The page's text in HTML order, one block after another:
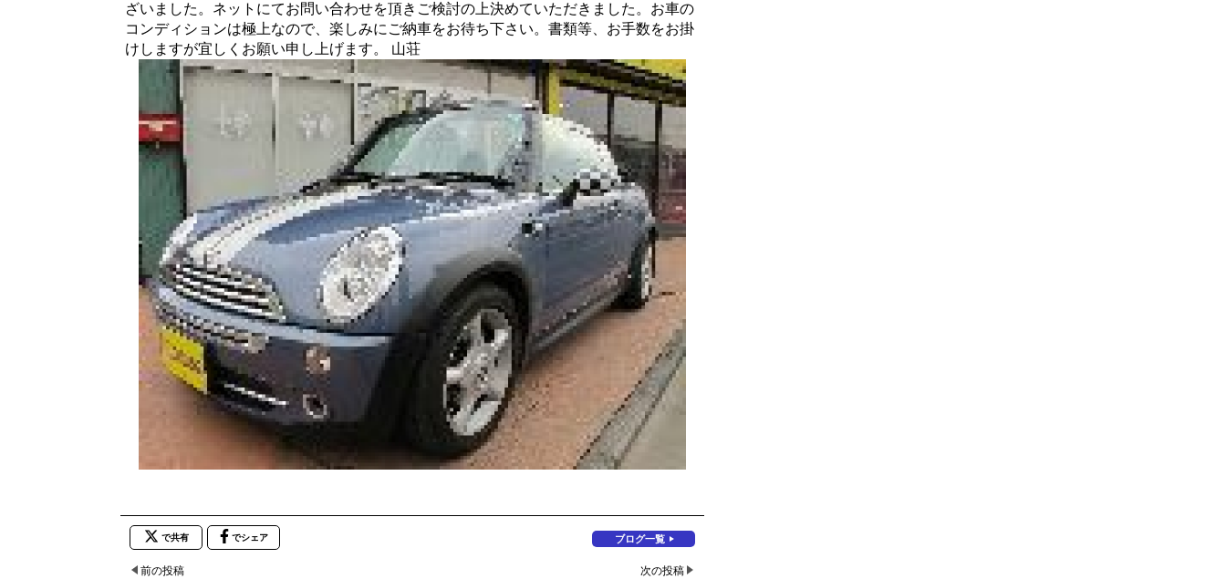
ざいました。ネットにてお問い合わせを頂きご検討の上決めていただきました。お車の
コンディションは極上なので、楽しみにご納車をお待ち下さい。書類等、お手数をお掛
けしますが宜しくお願い申し上げます。 山荘
で共有 でシェア ブログ一覧
前の投稿 次の投稿